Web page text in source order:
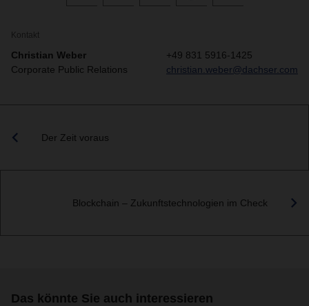
Kontakt
Christian Weber
Corporate Public Relations
+49 831 5916-1425
christian.weber@dachser.com
Der Zeit voraus
Blockchain – Zukunftstechnologien im Check
Das könnte Sie auch interessieren